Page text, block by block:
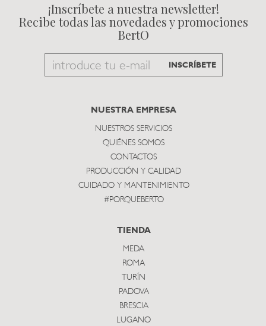
¡Inscríbete a nuestra newsletter!
Recibe todas las novedades y promociones
BertO
Email
subscribe
INSCRÍBETE
NUESTRA EMPRESA
NUESTROS SERVICIOS
QUIÉNES SOMOS
CONTACTOS
PRODUCCIÓN Y CALIDAD
CUIDADO Y MANTENIMIENTO
#PORQUEBERTO
TIENDA
MEDA
ROMA
TURÍN
PADOVA
BRESCIA
LUGANO